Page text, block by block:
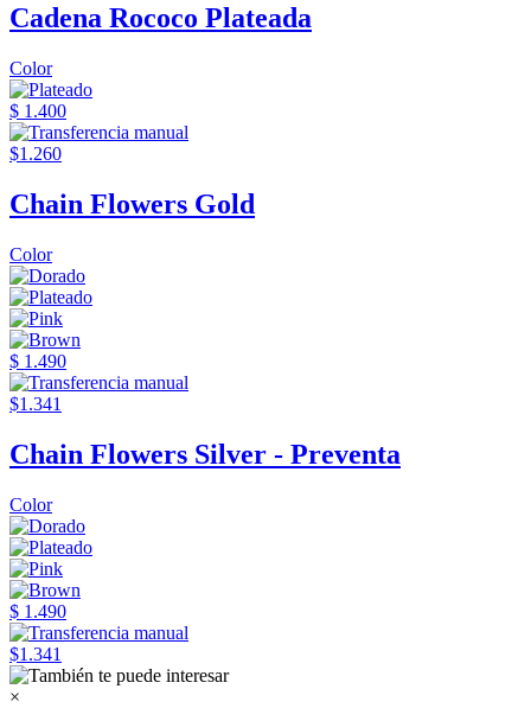
Cadena Rococo Plateada
Color
$ 1.400
$1.260
Chain Flowers Gold
Color
$ 1.490
$1.341
Chain Flowers Silver - Preventa
Color
$ 1.490
$1.341
×